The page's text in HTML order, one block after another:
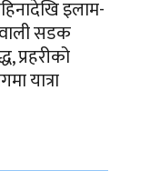
इलाम-
सडक
प्रहरीको
यात्रा